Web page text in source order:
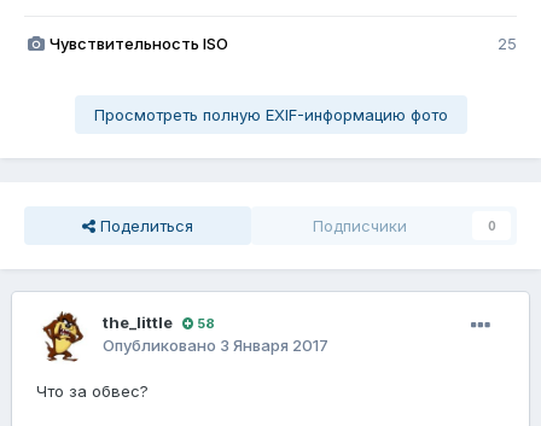
Чувствительность ISO 25
Просмотреть полную EXIF-информацию фото
Поделиться Подписчики 0
the_little 58
Опубликовано 3 Января 2017
Что за обвес?